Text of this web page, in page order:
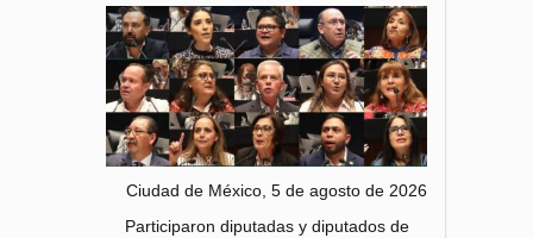
Ciudad de México, 5 de agosto de 2026
Participaron diputadas y diputados de